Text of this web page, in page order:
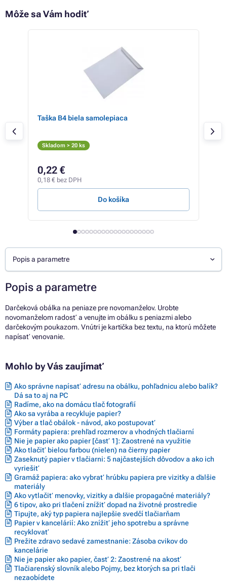
Môže sa Vám hodiť
Taška B4 biela samolepiaca
Skladom > 20 ks
0,22 €
0,18 € bez DPH
Do košíka
Popis a parametre
Popis a parametre
Darčeková obálka na peniaze pre novomanželov. Urobte
novomanželom radosť a venujte im obálku s peniazmi alebo
darčekovým poukazom. Vnútri je kartička bez textu, na ktorú môžete
napísať venovanie.
Mohlo by Vás zaujímať
Ako správne napísať adresu na obálku, pohľadnicu alebo balík?
Dá sa to aj na PC
Radíme, ako na domácu tlač fotografií
Ako sa vyrába a recykluje papier?
Výber a tlač obálok - návod, ako postupovať
Formáty papiera: prehľad rozmerov a vhodných tlačiarní
Nie je papier ako papier [časť 1]: Zaostrené na využitie
Ako tlačiť bielou farbou (nielen) na čierny papier
Zaseknutý papier v tlačiarni: 5 najčastejších dôvodov a ako ich
vyriešiť
Gramáž papiera: ako vybrať hrúbku papiera pre vizitky a ďalšie
materiály
Ako vytlačiť menovky, vizitky a ďalšie propagačné materiály?
6 tipov, ako pri tlačení znížiť dopad na životné prostredie
Tipujte, aký typ papiera najlepšie svedčí tlačiarňam
Papier v kancelárií: Ako znížiť jeho spotrebu a správne
recyklovať
Prežite zdravo sedavé zamestnanie: Zásoba cvikov do
kancelárie
Nie je papier ako papier, časť 2: Zaostrené na akosť
Tlačiarenský slovník alebo Pojmy, bez ktorých sa pri tlači
nezaobídete